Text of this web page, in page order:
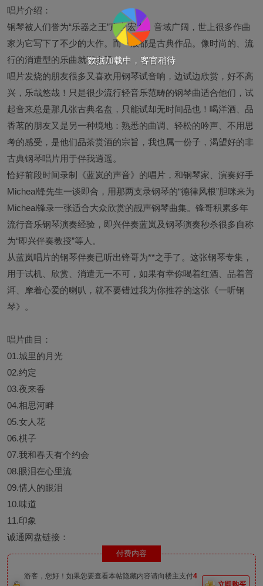
数据加载中，客官稍待
唱片介绍：
钢琴被人们誉为“乐器之王”声音宏大，音域广阔，世上很多作曲
家为它写下了不少的大作。而一般都是古典作品。像时尚的、流
行的消遣型的乐曲就不多了。
唱片发烧的朋友很多又喜欢用钢琴试音响，边试边欣赏，好不高
兴，乐哉悠哉！只是很少流行轻音乐范畴的钢琴曲适合他们，试
起音来总是那几张古典名盘，只能试却无时间品也！喝洋酒、品
香茗的朋友又是另一种境地：熟悉的曲调、轻松的吟声、不用思
考的感受，是他们品茶赏酒的宗旨，我也属一份子，渴望好的非
古典钢琴唱片用于伴我逍遥。
恰好前段时间录制《蓝岚的声音》的唱片，和钢琴家、演奏好手
Micheal锋先生一谈即合，用那两支录钢琴的“德律风根”胆咪来为
Micheal锋录一张适合大众欣赏的靓声钢琴曲集。锋哥积累多年
流行音乐钢琴演奏经验，即兴伴奏蓝岚及钢琴演奏秒杀很多自称
为“即兴伴奏教授”等人。
从蓝岚唱片的钢琴伴奏已听出锋哥为**之手了。这张钢琴专集，
用于试机、欣赏、消遣无一不可，如果有幸你喝着红酒、品着普
洱、摩着心爱的喇叭，就不要错过我为你推荐的这张《一听钢
琴》。
唱片曲目：
01.城里的月光
02.约定
03.夜来香
04.相思河畔
05.女人花
06.棋子
07.我和春天有个约会
08.眼泪在心里流
09.情人的眼泪
10.味道
11.印象
诚通网盘链接：
付费内容
游客，您好！如果您要查看本帖隐藏内容请向楼主支付4